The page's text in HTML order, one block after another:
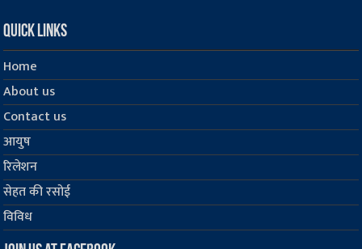
Quick Links
Home
About us
Contact us
आयुष
रिलेशन
सेहत की रसोई
विविध